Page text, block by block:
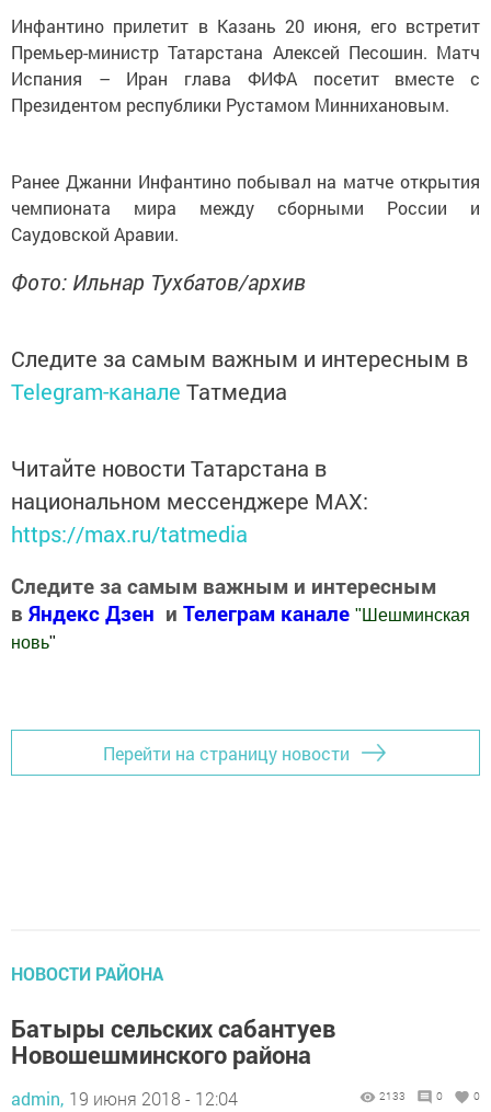
Инфантино прилетит в Казань 20 июня, его встретит
Премьер-министр Татарстана Алексей Песошин. Матч
Испания – Иран глава ФИФА посетит вместе с
Президентом республики Рустамом Миннихановым.
Ранее Джанни Инфантино побывал на матче открытия
чемпионата мира между сборными России и
Саудовской Аравии.
Фото: Ильнар Тухбатов/архив
Следите за самым важным и интересным в
Telegram-канале Татмедиа
Читайте новости Татарстана в
национальном мессенджере MАХ:
https://max.ru/tatmedia
Следите за самым важным и интересным
в Яндекс Дзен и Телеграм канале " Шешминская
новь"
Перейти на страницу новости
НОВОСТИ РАЙОНА
Батыры сельских сабантуев
Новошешминского района
admin, 19 июня 2018 - 12:04 2133 0 0